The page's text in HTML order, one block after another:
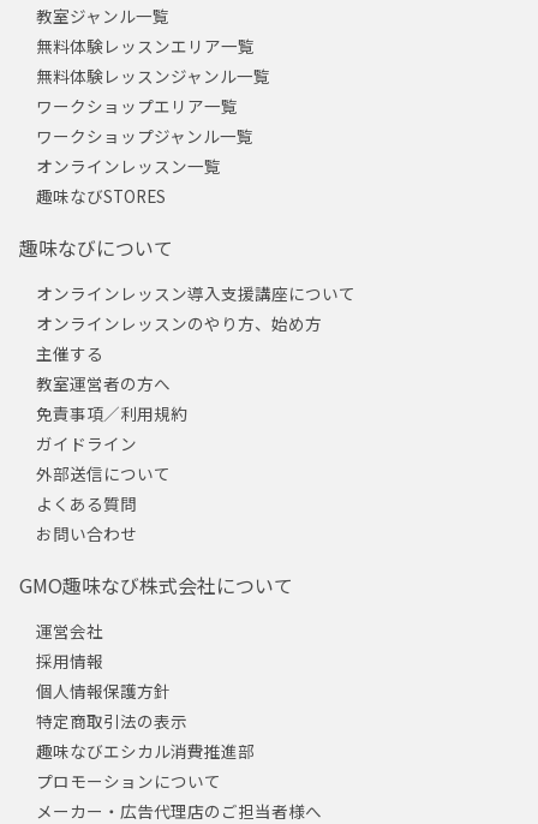
教室ジャンル一覧
無料体験レッスンエリア一覧
無料体験レッスンジャンル一覧
ワークショップエリア一覧
ワークショップジャンル一覧
オンラインレッスン一覧
趣味なびSTORES
趣味なびについて
オンラインレッスン導入支援講座について
オンラインレッスンのやり方、始め方
主催する
教室運営者の方へ
免責事項／利用規約
ガイドライン
外部送信について
よくある質問
お問い合わせ
GMO趣味なび株式会社について
運営会社
採用情報
個人情報保護方針
特定商取引法の表示
趣味なびエシカル消費推進部
プロモーションについて
メーカー・広告代理店のご担当者様へ